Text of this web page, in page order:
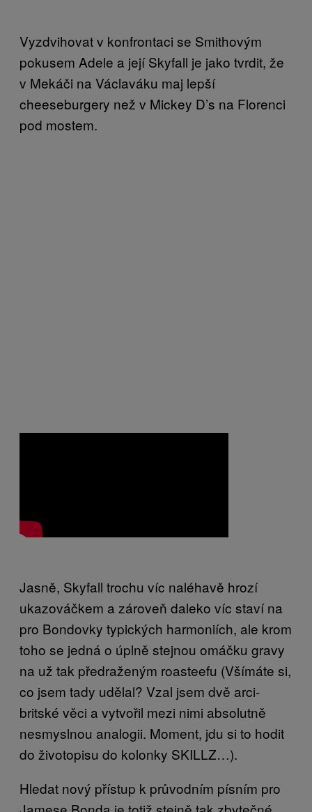
Vyzdvihovat v konfrontaci se Smithovým
pokusem Adele a její Skyfall je jako tvrdit, že
v Mekáči na Václaváku maj lepší
cheeseburgery než v Mickey D’s na Florenci
pod mostem.
Jasně, Skyfall trochu víc naléhavě hrozí
ukazováčkem a zároveň daleko víc staví na
pro Bondovky typických harmoniích, ale krom
toho se jedná o úplně stejnou omáčku gravy
na už tak předraženým roasteefu (Všímáte si,
co jsem tady udělal? Vzal jsem dvě arci-
britské věci a vytvořil mezi nimi absolutně
nesmyslnou analogii. Moment, jdu si to hodit
do životopisu do kolonky SKILLZ…).
Hledat nový přístup k průvodním písním pro